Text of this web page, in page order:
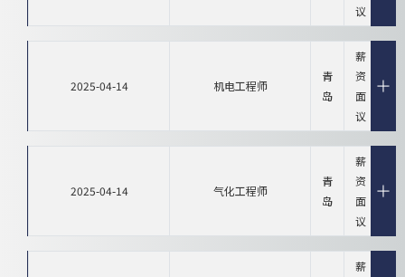
议
2025-04-14 机电工程师
青
岛
薪
资
面
议
2025-04-14 气化工程师
青
岛
薪
资
面
议
薪